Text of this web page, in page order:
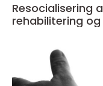
Resocialisering
rehabilitering